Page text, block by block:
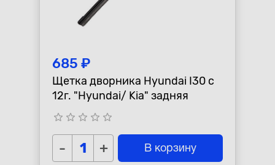
685 ₽
Щетка дворника Hyundai I30 с
12г. "Hyundai/ Kia" задняя
star_border star_border star_border star_border star_border
- + В корзину